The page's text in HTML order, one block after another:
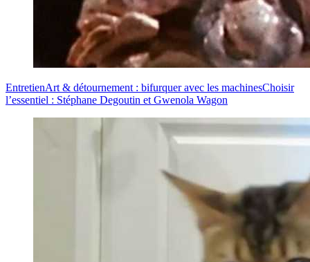
EntretienArt & détournement : bifurquer avec les machinesChoisir
l’essentiel : Stéphane Degoutin et Gwenola Wagon